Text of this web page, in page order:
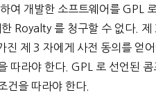
여 개발한 소프트웨어를 GPL
Royalty 를 청구할 수 없다. 제
진 제 3 자에게 사전 동의를 얻
따라야 한다. GPL 로 선언된
을 따라야 한다.